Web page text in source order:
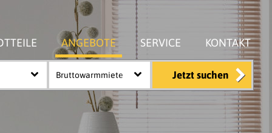
ANGEBOTE SERVICE KONTAKT
Bruttowarmmiete Jetzt suchen